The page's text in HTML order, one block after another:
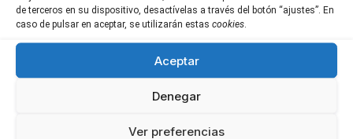
de terceros en su dispositivo, desactívelas a través del botón “ajustes”. En
caso de pulsar en aceptar, se utilizarán estas cookies
Aceptar
Denegar
Ver preferencias